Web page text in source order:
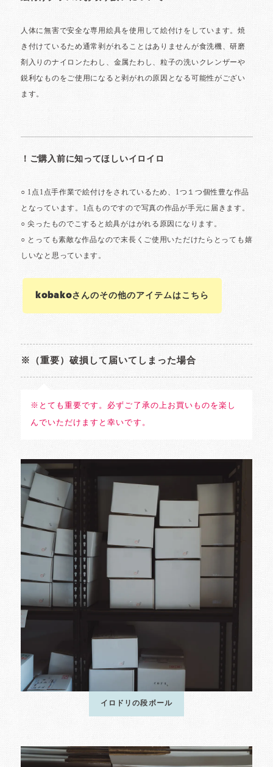
kobakoさんのその他のアイテムはこちら
※（重要）破損して届いてしまった場合
※とても重要です。必ずご了承の上お買いものを楽し
んでいただけますと幸いです。
イロドリの段ボール